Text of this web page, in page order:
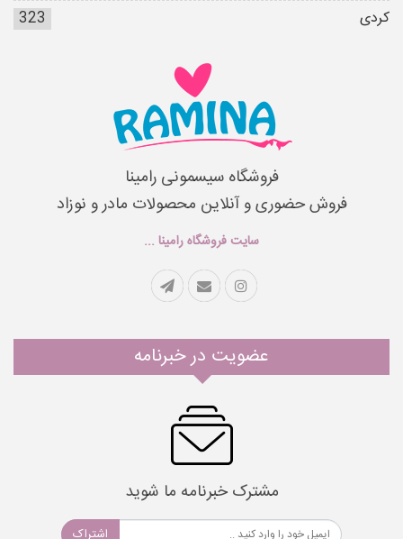
کردی
323
فروشگاه سیسمونی رامینا
فروش حضوری و آنلاین محصولات مادر و نوزاد
سایت فروشگاه رامینا ...
عضویت در خبرنامه
مشترک خبرنامه ما شوید
اشتراک